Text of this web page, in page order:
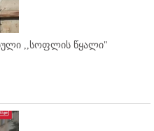
,,სოფლის წყალი"